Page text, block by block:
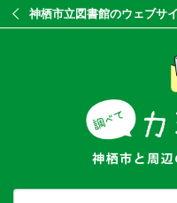
神栖市立図書館のウェブサ